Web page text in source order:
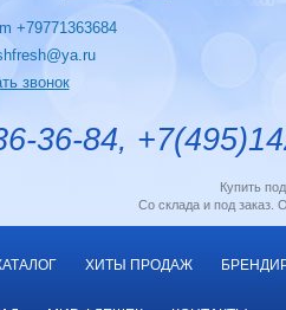
+79771363684
звонок
36-84,
Купить
Со склада и под заказ.
ХИТЫ ПРОДАЖ